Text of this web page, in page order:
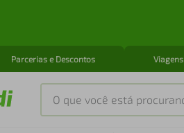
Parcerias e Descontos Viagens
O que você está procurando?